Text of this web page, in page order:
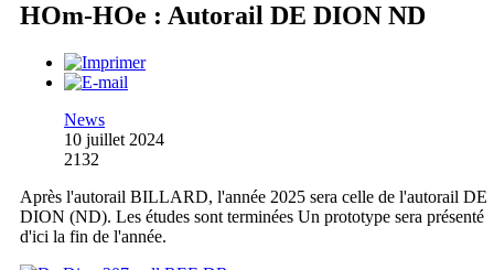
HOm-HOe : Autorail DE DION ND
News
10 juillet 2024
2132
Après l'autorail BILLARD, l'année 2025 sera celle de l'autorail DE
DION (ND). Les études sont terminées Un prototype sera présenté
d'ici la fin de l'année.